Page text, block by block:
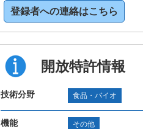
登録者への連絡はこちら
開放特許情報
技術分野 食品・バイオ
機能 その他